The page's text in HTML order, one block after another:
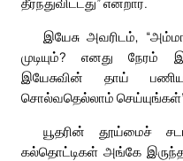
இயேசு அவரிடம்,
முடியும்? எனது நேரம்
இயேசுவின் தாய்
சொல்வதெல்லாம்
யூதரின் தூய்மைச்
கல்தொட்டிகள் அங்கே